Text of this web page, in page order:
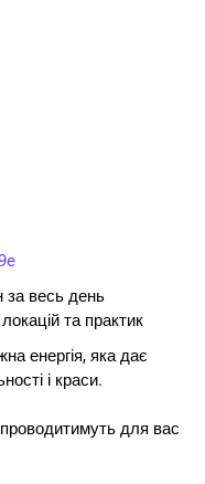
за весь день
та практик
енергія, яка дає
і краси.
для вас